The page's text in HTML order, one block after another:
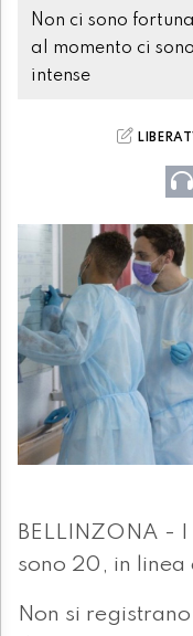
Non ci sono
al momento ci
intense
BELLINZONA - I
sono 20, in
Non si